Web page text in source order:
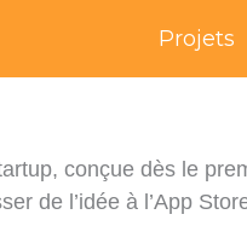
Projets
conçue dès le
de l’idée à l’App